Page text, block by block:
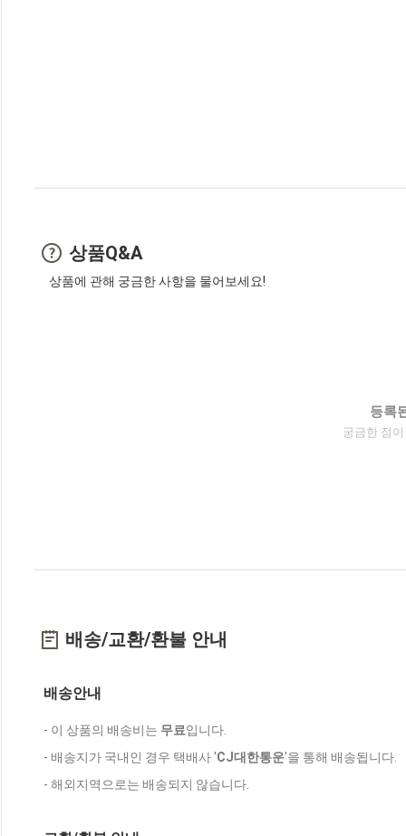
상품Q&A
상품에 관해 궁금한 사항을 물어보세요!
등록
궁금한 점
배송/교환/환불 안내
배송안내
- 이 상품의 배송비는 무료입니다.
- 배송지가 국내인 경우 택배사 'CJ대한통운'을 통해 배송됩니다.
- 해외지역으로는 배송되지 않습니다.